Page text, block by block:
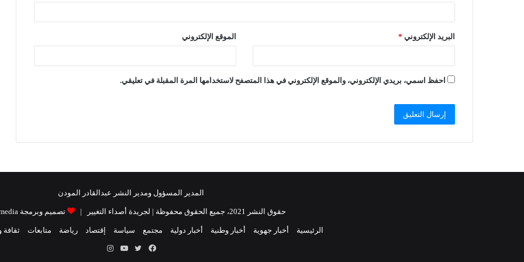
البريد الإلكتروني * الموقع الإلكتروني
احفظ اسمي، بريدي الإلكتروني، والموقع الإلكتروني في هذا المتصفح لاستخدامها المرة المقبلة في تعليقي.
المدير المسؤول ومدير النشر عبدالقادر المودن
حقوق النشر 2021، جميع الحقوق محفوظة | لجريدة أصداء التغيير | تصميم وبرمجة Raidat media
الرئيسية أخبار جهوية أخبار وطنية أخبار دولية مجتمع سياسة إقتصاد رياضة متابعات ثقافة
فيسبوك
تويتريوتيوبانستقرام